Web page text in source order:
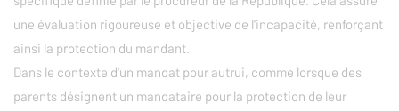
une évaluation rigoureuse et objective de l'incapacité, renforçant
ainsi la protection du mandant.
Dans le contexte d'un mandat pour autrui, comme lorsque des
parents désignent un mandataire pour la protection de leur